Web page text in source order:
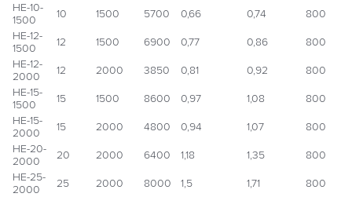
НЕ-10-
1500
10 1500 5700 0,66 0,74
800
НЕ-12-
1500
12 1500 6900 0,77 0,86
800
НЕ-12-
2000
12 2000 3850 0,81 0,92
800
НЕ-15-
1500
15 1500 8600 0,97 1,08
800
НЕ-15-
2000
15 2000 4800 0,94 1,07
800
НЕ-20-
2000
20 2000 6400 1,18 1,35
800
НЕ-25-
2000
25 2000 8000 1,5 1,71
800